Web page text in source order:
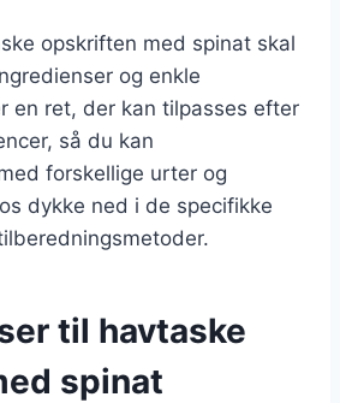
opskriften med spinat skal
og enkle
en ret, der kan tilpasses efter
så du kan
forskellige urter og
dykke ned i de specifikke
til havtaske
spinat